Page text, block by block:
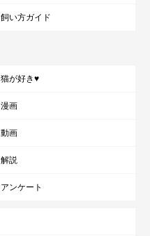
飼い方ガイド
猫が好き♥
漫画
動画
解説
アンケート